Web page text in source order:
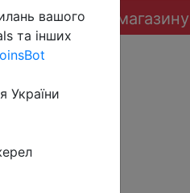
Перейти до магазину
вашого
та інших
України